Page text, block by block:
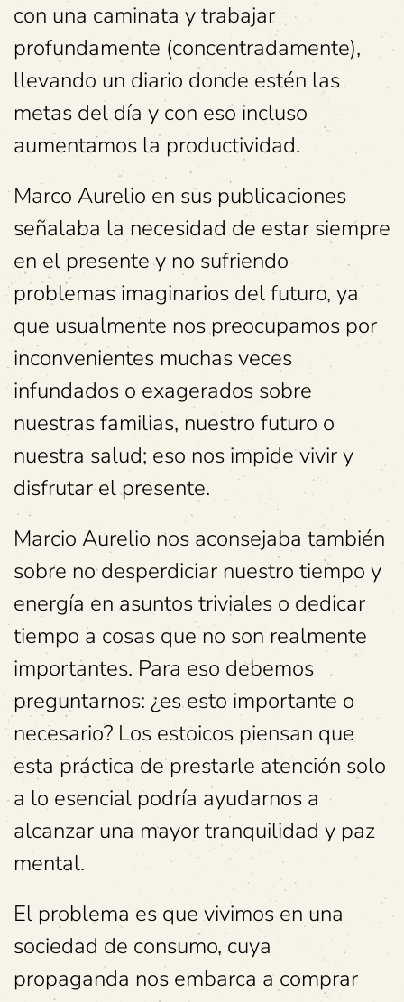
con una caminata y trabajar
profundamente (concentradamente),
llevando un diario donde estén las
metas del día y con eso incluso
aumentamos la productividad.
Marco Aurelio en sus publicaciones
señalaba la necesidad de estar siempre
en el presente y no sufriendo
problemas imaginarios del futuro, ya
que usualmente nos preocupamos por
inconvenientes muchas veces
infundados o exagerados sobre
nuestras familias, nuestro futuro o
nuestra salud; eso nos impide vivir y
disfrutar el presente.
Marcio Aurelio nos aconsejaba también
sobre no desperdiciar nuestro tiempo y
energía en asuntos triviales o dedicar
tiempo a cosas que no son realmente
importantes. Para eso debemos
preguntarnos: ¿es esto importante o
necesario? Los estoicos piensan que
esta práctica de prestarle atención solo
a lo esencial podría ayudarnos a
alcanzar una mayor tranquilidad y paz
mental.
El problema es que vivimos en una
sociedad de consumo, cuya
propaganda nos embarca a comprar